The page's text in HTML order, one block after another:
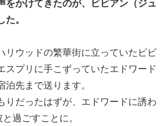
をかけてきたのが、ビビアン（ジュ
た。
リウッドの繁華街に立っていたビビ
スプリに手こずっていたエドワード
先まで送ります。
りだったはずが、エドワードに誘わ
過ごすことに。